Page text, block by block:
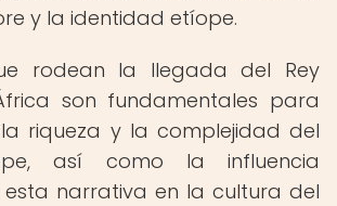
y la identidad etíope.
rodean la llegada del Rey
son fundamentales para
riqueza y la complejidad del
así como la influencia
narrativa en la cultura del